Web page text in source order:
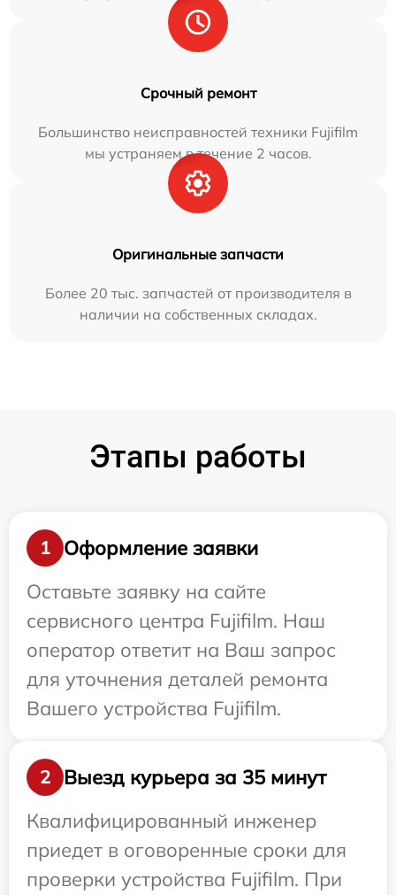
Срочный ремонт
Большинство неисправностей техники Fujifilm
мы устраняем в течение 2 часов.
Оригинальные запчасти
Более 20 тыс. запчастей от производителя в
наличии на собственных складах.
Этапы работы
1
Оформление заявки
Оставьте заявку на сайте
сервисного центра Fujifilm. Наш
оператор ответит на Ваш запрос
для уточнения деталей ремонта
Вашего устройства Fujifilm.
2
Выезд курьера за 35 минут
Квалифицированный инженер
приедет в оговоренные сроки для
проверки устройства Fujifilm. При